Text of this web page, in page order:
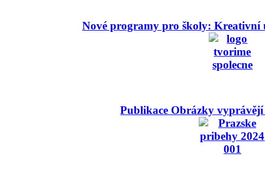
Nové programy pro školy: Kreativní
Publikace Obrázky